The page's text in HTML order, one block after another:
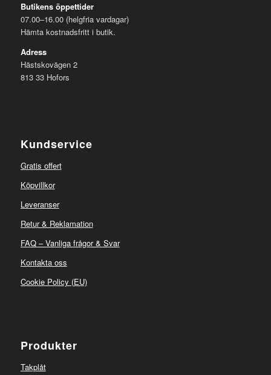
Butikens öppettider
07.00–16.00 (helgfria vardagar)
Hämta kostnadsfritt i butik.
Adress
Hästskovägen 2
813 33 Hofors
Kundservice
Gratis offert
Köpvillkor
Leveranser
Retur & Reklamation
FAQ – Vanliga frågor & Svar
Kontakta oss
Cookie Policy (EU)
Produkter
Takplåt